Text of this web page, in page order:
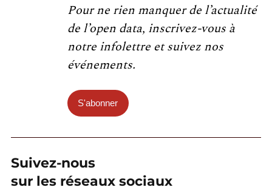
Pour ne rien manquer de l’actualité
de l’open data, inscrivez-vous à
notre infolettre et suivez nos
événements.
S'abonner
Suivez-nous
sur les réseaux sociaux